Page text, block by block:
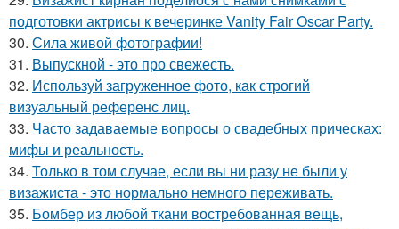
подготовки актрисы к вечеринке Vanity Fair Oscar Party.
30. Сила живой фотографии!
31. Выпускной - это про свежесть.
32. Используй загруженное фото, как строгий
визуальный референс лиц.
33. Часто задаваемые вопросы о свадебных прическах:
мифы и реальность.
34. Только в том случае, если вы ни разу не были у
визажиста - это нормально немного переживать.
35. Бомбер из любой ткани востребованная вещь,